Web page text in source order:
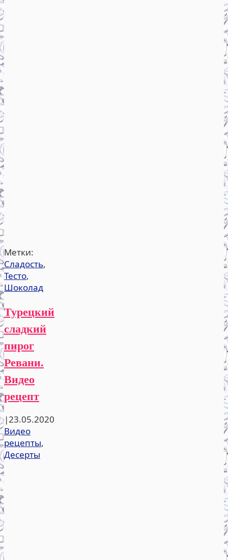
Метки:
Сладость,
Тесто,
Шоколад
Турецкий
сладкий
пирог
Ревани.
Видео
рецепт
|23.05.2020
Видео
рецепты,
Десерты